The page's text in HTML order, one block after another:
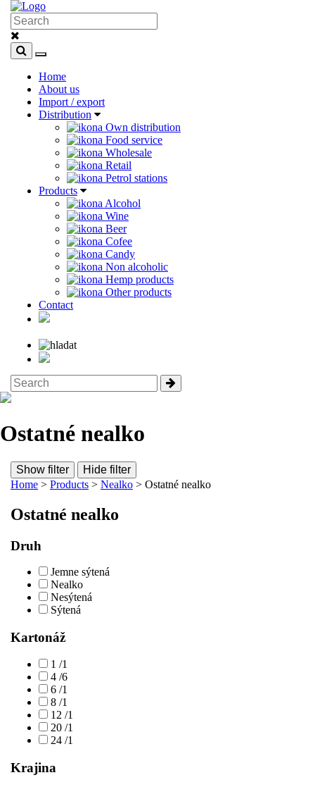
Home
About us
Import / export
Distribution
Own distribution
Food service
Wholesale
Retail
Petrol stations
Products
Alcohol
Wine
Beer
Cofee
Candy
Non alcoholic
Hemp products
Other products
Contact
Ostatné nealko
Show filter
Hide filter
Home > Products > Nealko > Ostatné nealko
Ostatné nealko
Druh
Jemne sýtená
Nealko
Nesýtená
Sýtená
Kartonáž
1 /1
4 /6
6 /1
8 /1
12 /1
20 /1
24 /1
Krajina